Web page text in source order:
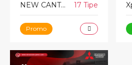
NEW CANTER 17 Tipe
Promo